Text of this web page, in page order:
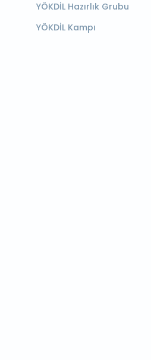
YÖKDİL Hazırlık Grubu
YÖKDİL Kampı